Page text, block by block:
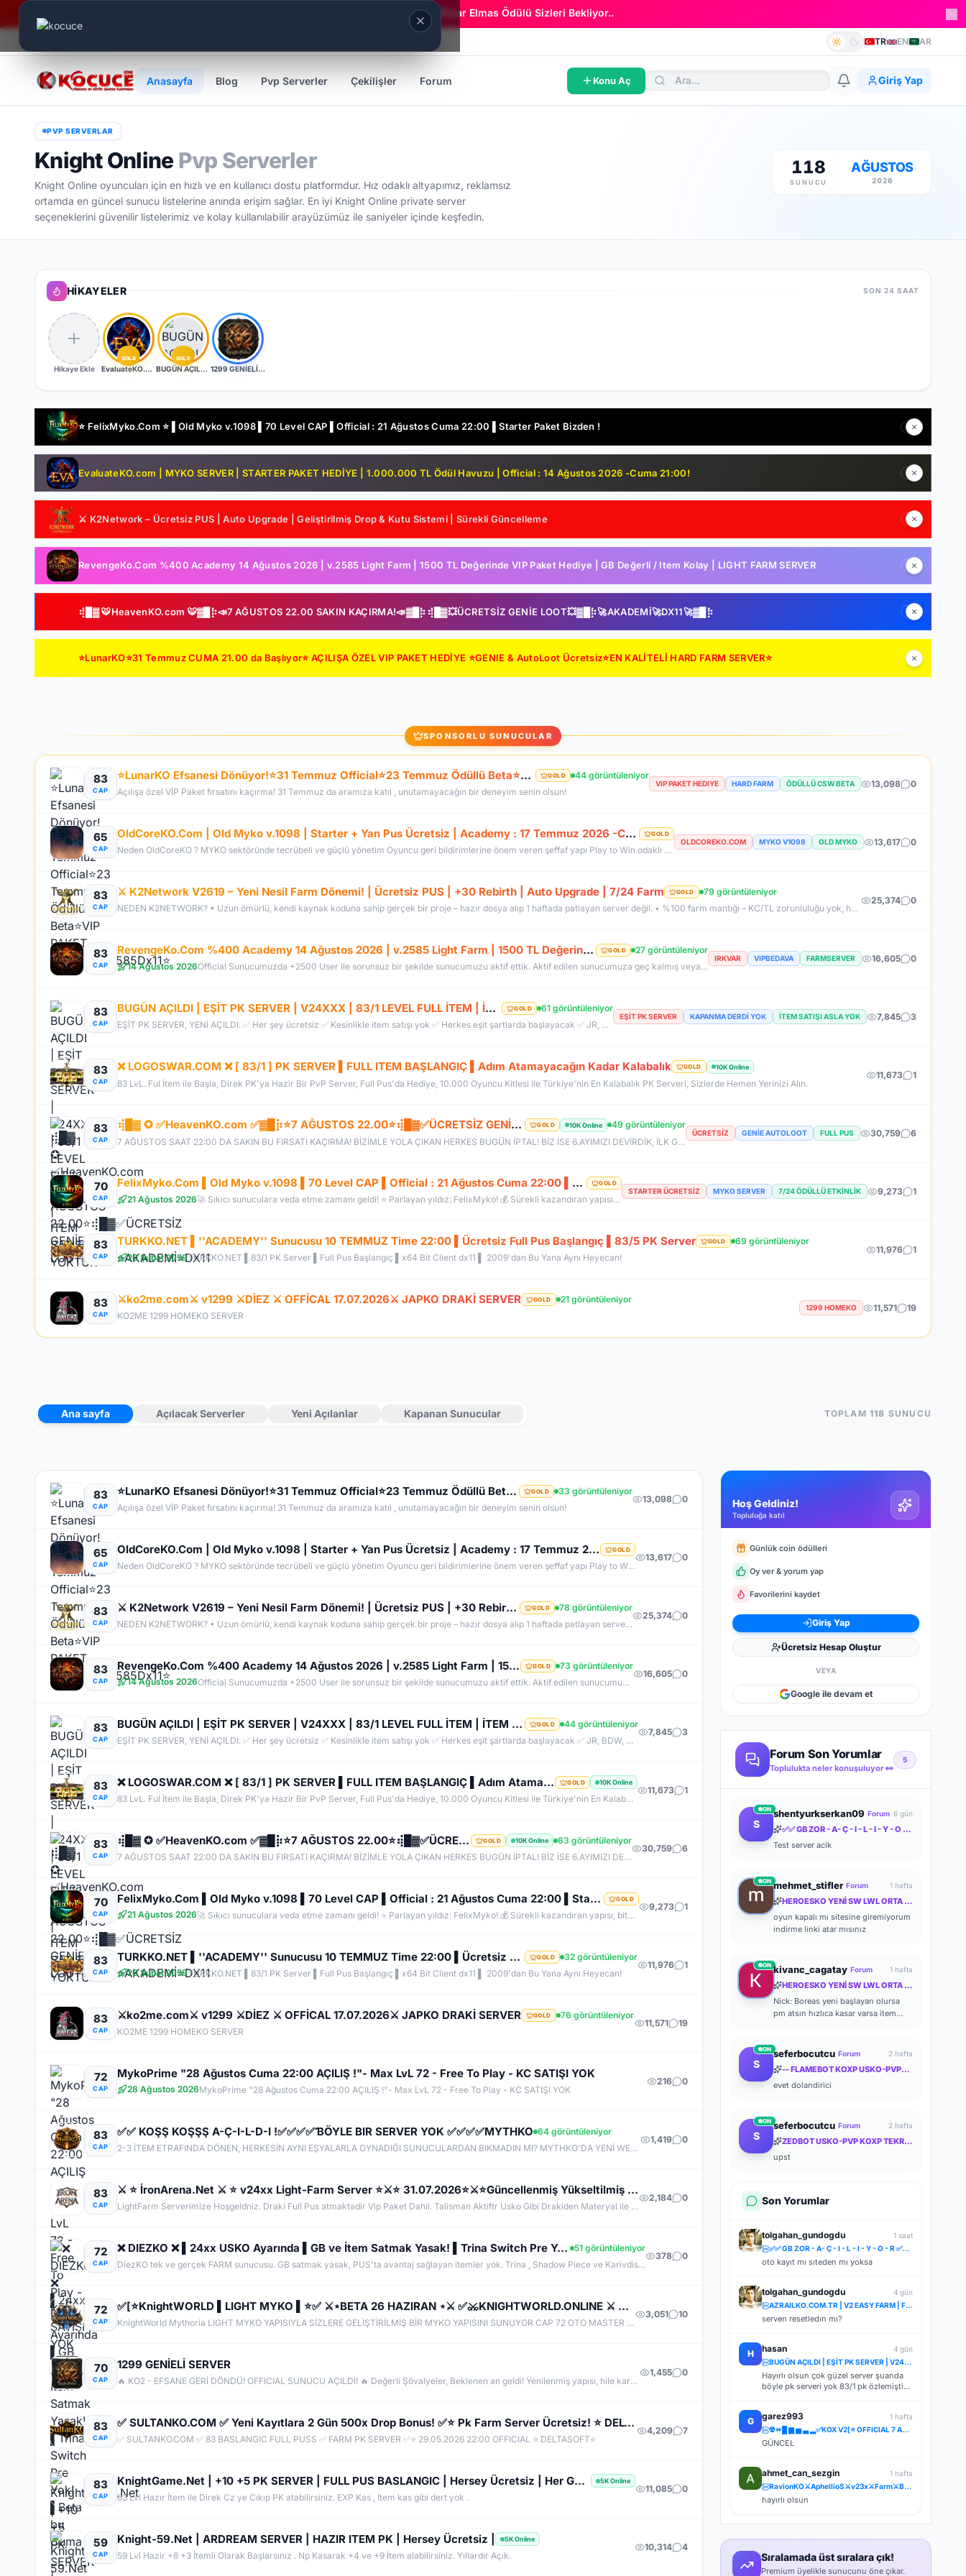
Era Online - 2 Milyar Elmas Ödülü Sizleri Bekliyor..
TR EN AR
Anasayfa Blog Pvp Serverler Çekilişler Forum Konu Aç Giriş Yap
PVP SERVERLAR
Knight Online Pvp Serverler
Knight Online oyuncuları için en hızlı ve en kullanıcı dostu platformdur. Hız odaklı altyapımız, reklamsız
ortamda en güncel sunucu listelerine anında erişim sağlar. En iyi Knight Online private server
seçeneklerini güvenilir listelerimiz ve kolay kullanılabilir arayüzümüz ile saniyeler içinde keşfedin.
118
SUNUCU
AĞUSTOS
2026
HIKAYELER SON 24 SAAT
Hikaye Ekle
GOLD
EvaluateKO.com | Myko | 1.000.000 TL Ödül Havuzu | Official : 14 Ağustos 2026 -Cuma 21:00!
GOLD
BUGÜN AÇILDI | EŞİT PK SERVER | V24XXX | 83/1 LEVEL FULL İTEM | İTEM SATIŞI YOKTUR 1299 GENİELİ SERVER
⭐ FelixMyko.Com ⭐ ▌Old Myko v.1098 ▌70 Level CAP ▌Official : 21 Ağustos Cuma 22:00 ▌Starter Paket Bizden !
EvaluateKO.com | MYKO SERVER | STARTER PAKET HEDİYE | 1.000.000 TL Ödül Havuzu | Official : 14 Ağustos 2026 -Cuma 21:00!
⚔️ K2Network – Ücretsiz PUS | Auto Upgrade | Geliştirilmiş Drop & Kutu Sistemi | Sürekli Güncelleme
RevengeKo.Com %400 Academy 14 Ağustos 2026 | v.2585 Light Farm | 1500 TL Değerinde VIP Paket Hediye | GB Değerli / Item Kolay | LIGHT FARM SERVER
⢾█▓ 🐯HeavenKO.com 🐯▓█⡷📣7 AĞUSTOS 22.00 SAKIN KAÇIRMA!📣▓█⡷⢾█▓💥ÜCRETSİZ GENİE LOOT💥▓█⡷🚀AKADEMİ🚀DX11🚀▓█⡷
⭐LunarKO⭐31 Temmuz CUMA 21.00 da Başlıyor⭐ AÇILIŞA ÖZEL VIP PAKET HEDİYE ⭐GENIE & AutoLoot Ücretsiz⭐EN KALİTELİ HARD FARM SERVER⭐
SPONSORLU SUNUCULAR
83
CAP
⭐LunarKO Efsanesi Dönüyor!⭐31 Temmuz Official⭐23 Temmuz Ödüllü Beta⭐VIP PAKET HEDİYE⭐V2585Dx11⭐ GOLD
44 görüntüleniyor
Açılışa özel VİP Paket fırsatını kaçırma! 31 Temmuz da aramıza katıl , unutamayacağın bir deneyim senin olsun!
VIP PAKET HEDIYE HARD FARM ÖDÜLLÜ CSW BETA 13,098 0
65
CAP
OldCoreKO.Com | Old Myko v.1098 | Starter + Yan Pus Ücretsiz | Academy : 17 Temmuz 2026 -Cuma 21:00! GOLD
Neden OldCoreKO ? MYKO sektöründe tecrübeli ve güçlü yönetim Oyuncu geri bildirimlerine önem veren şeffaf yapı Play to Win odaklı sistem anlayışı Dengeli ekonomi ve sürdürülebilir oyun yapısı Uzun soluklu, plansız kapanma riski olmayan sunucu vizyonu Deneyimli yönetim ekibimizin rehberliğinde, uzun soluklu ve unutulmaz bir maceraya hazır olun. OldCoreKO; heyecan dolu bir ortam, PK temposunun hiç durmadığı ve MYKO’nun özünü sonuna kadar yaşayabileceğiniz eşsiz bir atmosfer.
OLDCOREKO.COM MYKO V1098 OLD MYKO 13,617 0
83
CAP
⚔️ K2Network V2619 – Yeni Nesil Farm Dönemi! | Ücretsiz PUS | +30 Rebirth | Auto Upgrade | 7/24 Farm GOLD
79 görüntüleniyor
NEDEN K2NETWORK? • Uzun ömürlü, kendi kaynak koduna sahip gerçek bir proje – hazır dosya alıp 1 haftada patlayan server değil. • %100 farm mantığı – KC/TL zorunluluğu yok, her şey oynayarak kazanılabilir. • Upgrade sınırı yok! – +30 Rebirthe kadar ilerleyen, +5’e kadar basılan takılar! • Tamamen ücretsiz PUS, paranızı sevdiklerinize ve ailenize ayırabilirsiniz! • Upgrade oranları şeffaf – % kaç ihtimalle bastığını ekranda net görüyorsun. • Auto Upgrade sistemi oyuna direkt entegre
25,374 0
83
CAP
RevengeKo.Com %400 Academy 14 Ağustos 2026 | v.2585 Light Farm | 1500 TL Değerinde VIP Paket Hediye GOLD
27 görüntüleniyor
14 Ağustos 2026
Official Sunucumuzda +2500 User ile sorunsuz bir şekilde sunucumuzu aktif ettik. Aktif edilen sunucumuza geç kalmış veya başlayamayan oyuncularımız için 2. Akademi Sunucumuz 14 Ağustos Cuma günü Aktif Edilecektir. %400 DROP , %400 EXP , %400 Coins Drobu olarak sunucu 14 ağustosda academy olarak aktif edilecektir. Sunucumuz 1 Lv aktif edilmesine rağmen oyuncularımızın geri kalmaması için Akademi sunucumuz 83 Lv Başlangıç Full Skill olarak aktif edilecektir.
IRKVAR VIPBEDAVA FARMSERVER 16,605 0
83
CAP
BUGÜN AÇILDI | EŞİT PK SERVER | V24XXX | 83/1 LEVEL FULL İTEM | İTEM SATIŞI YOKTUR GOLD
61 görüntüleniyor
EŞİT PK SERVER, YENİ AÇILDI. ✅ Her şey ücretsiz ✅ Kesinlikle item satışı yok ✅ Herkes eşit şartlarda başlayacak ✅ JR, BDW, Chaos ve savaş etkinlikleri aktif ✅ Kalabalık ve rekabetçi PK ortamı Bu cumartesi saat 21:00’da yeniden bizimle olun. Arkadaşlarınızı da davet edin, hep birlikte daha güçlü ve daha kalabalık bir başlangıç yapalım! Desteğiniz ve anlayışınız için teşekkür ederiz.
EŞİT PK SERVER KAPANMA DERDİ YOK İTEM SATIŞI ASLA YOK 7,845 3
83
CAP
❌ LOGOSWAR.COM ❌ [ 83/1 ] PK SERVER ▌FULL ITEM BAŞLANGIÇ ▌Adım Atamayacağın Kadar Kalabalık GOLD 10K Online
83 LvL. Ful İtem ile Başla, Direk PK'ya Hazir Bir PvP Server, Full Pus'da Hediye, 10.000 Oyuncu Kitlesi ile Türkiye'nin En Kalabalık PK Serveri, Sizlerde Hemen Yerinizi Alın.
11,673 1
83
CAP
⢾█▓ ✪ ✅HeavenKO.com ✅▓█⡷⭐7 AĞUSTOS 22.00⭐⢾█▓✅ÜCRETSİZ GENİE LOOT✅▓█⡷⭐AKADEMİ⭐DX11 GOLD 10K Online
49 görüntüleniyor
7 AĞUSTOS SAAT 22:00 DA SAKIN BU FIRSATI KAÇIRMA! BİZİMLE YOLA ÇIKAN HERKES BUGÜN İPTAL! BİZ İSE 6.AYIMIZI DEVİRDİK, İLK GÜNKİ GİBİ GEÇ KALMAYACAĞIN TEK SİSTEM!
ÜCRETSIZ GENIE AUTOLOOT FULL PUS 30,759 6
70
CAP
FelixMyko.Com ▌Old Myko v.1098 ▌70 Level CAP ▌Official : 21 Ağustos Cuma 22:00 ▌Starter Paket Bizden GOLD
21 Ağustos 2026 🚀 Sıkıcı sunuculara veda etme zamanı geldi! ⭐ Parlayan yıldız: FelixMyko! 💰 Sürekli kazandıran yapısı, bitmek bilmeyen Farm ve PK heyecanıyla eski MyKO ruhunu yeniden yaşamaya hazır ol! 📅 Açılış: 21 Ağustos Cuma – 🕙 22:00 🌐 Adres: FelixMyko.com 🎁 2.000 TL bakiye değerinde Starter Paket HEDİYE! 🔑 Starter Paket Kodu: 99998888777766665555 🌐 Panel: https://www.felixmyko.com 👉 Discord: http://discord.gg/MYACS 🟢 WhatsApp: https://wp.felixmyko.com ⚔️ Eski günlerin efsane savaşlarını, dostluk
STARTER ÜCRETSIZ MYKO SERVER 7/24 ÖDÜLLÜ ETKINLIK 9,273 1
83
CAP
TURKKO.NET ▌''ACADEMY'' Sunucusu 10 TEMMUZ Time 22:00 ▌Ücretsiz Full Pus Başlangıç ▌83/5 PK Server GOLD
69 görüntüleniyor
20 Şubat 2059TURKKO.NET ▌83/1 PK Server ▌Full Pus Başlangıç ▌x64 Bit Client dx11 ▌ 2009'dan Bu Yana Aynı Heyecan!
11,976 1
83
CAP
⚔️ko2me.com⚔️ v1299 ⚔️DİEZ ⚔️ OFFİCAL 17.07.2026⚔️ JAPKO DRAKİ SERVER GOLD
21 görüntüleniyor
KO2ME 1299 HOMEKO SERVER
1299 HOMEKO 11,571 19
Ana sayfa Açılacak Serverler Yeni Açılanlar Kapanan Sunucular TOPLAM 118 SUNUCU
83
CAP
⭐LunarKO Efsanesi Dönüyor!⭐31 Temmuz Official⭐23 Temmuz Ödüllü Beta⭐VIP PAKET HEDİYE⭐V2585Dx11⭐ GOLD
33 görüntüleniyor
Açılışa özel VİP Paket fırsatını kaçırma! 31 Temmuz da aramıza katıl , unutamayacağın bir deneyim senin olsun!
13,098 0
65
CAP
OldCoreKO.Com | Old Myko v.1098 | Starter + Yan Pus Ücretsiz | Academy : 17 Temmuz 2026 -Cuma 21:00! GOLD
Neden OldCoreKO ? MYKO sektöründe tecrübeli ve güçlü yönetim Oyuncu geri bildirimlerine önem veren şeffaf yapı Play to Win odaklı sistem anlayışı Dengeli ekonomi ve sürdürülebilir oyun yapısı Uzun soluklu, plansız kapanma riski olmayan sunucu vizyonu Deneyimli yönetim ekibimizin rehberliğinde, uzun soluklu ve unutulmaz bir maceraya hazır olun. OldCoreKO; heyecan dolu bir ortam, PK temposunun hiç durmadığı ve MYKO’nun özünü sonuna kadar yaşayabileceğiniz eşsiz bir atmosfer.
13,617 0
83
CAP
⚔️ K2Network V2619 – Yeni Nesil Farm Dönemi! | Ücretsiz PUS | +30 Rebirth | Auto Upgrade | 7/24 Farm GOLD
78 görüntüleniyor
NEDEN K2NETWORK? • Uzun ömürlü, kendi kaynak koduna sahip gerçek bir proje – hazır dosya alıp 1 haftada patlayan server değil. • %100 farm mantığı – KC/TL zorunluluğu yok, her şey oynayarak kazanılabilir. • Upgrade sınırı yok! – +30 Rebirthe kadar ilerleyen, +5’e kadar basılan takılar! • Tamamen ücretsiz PUS, paranızı sevdiklerinize ve ailenize ayırabilirsiniz! • Upgrade oranları şeffaf – % kaç ihtimalle bastığını ekranda net görüyorsun. • Auto Upgrade sistemi oyuna direkt entegre
25,374 0
83
CAP
RevengeKo.Com %400 Academy 14 Ağustos 2026 | v.2585 Light Farm | 1500 TL Değerinde VIP Paket Hediye GOLD
73 görüntüleniyor
14 Ağustos 2026
Official Sunucumuzda +2500 User ile sorunsuz bir şekilde sunucumuzu aktif ettik. Aktif edilen sunucumuza geç kalmış veya başlayamayan oyuncularımız için 2. Akademi Sunucumuz 14 Ağustos Cuma günü Aktif Edilecektir. %400 DROP , %400 EXP , %400 Coins Drobu olarak sunucu 14 ağustosda academy olarak aktif edilecektir. Sunucumuz 1 Lv aktif edilmesine rağmen oyuncularımızın geri kalmaması için Akademi sunucumuz 83 Lv Başlangıç Full Skill olarak aktif edilecektir.
16,605 0
83
CAP
BUGÜN AÇILDI | EŞİT PK SERVER | V24XXX | 83/1 LEVEL FULL İTEM | İTEM SATIŞI YOKTUR GOLD
44 görüntüleniyor
EŞİT PK SERVER, YENİ AÇILDI. ✅ Her şey ücretsiz ✅ Kesinlikle item satışı yok ✅ Herkes eşit şartlarda başlayacak ✅ JR, BDW, Chaos ve savaş etkinlikleri aktif ✅ Kalabalık ve rekabetçi PK ortamı Bu cumartesi saat 21:00’da yeniden bizimle olun. Arkadaşlarınızı da davet edin, hep birlikte daha güçlü ve daha kalabalık bir başlangıç yapalım! Desteğiniz ve anlayışınız için teşekkür ederiz.
7,845 3
83
CAP
❌ LOGOSWAR.COM ❌ [ 83/1 ] PK SERVER ▌FULL ITEM BAŞLANGIÇ ▌Adım Atamayacağın Kadar Kalabalık GOLD 10K Online
83 LvL. Ful İtem ile Başla, Direk PK'ya Hazir Bir PvP Server, Full Pus'da Hediye, 10.000 Oyuncu Kitlesi ile Türkiye'nin En Kalabalık PK Serveri, Sizlerde Hemen Yerinizi Alın.
11,673 1
83
CAP
⢾█▓ ✪ ✅HeavenKO.com ✅▓█⡷⭐7 AĞUSTOS 22.00⭐⢾█▓✅ÜCRETSİZ GENİE LOOT✅▓█⡷⭐AKADEMİ⭐DX11 GOLD 10K Online
63 görüntüleniyor
7 AĞUSTOS SAAT 22:00 DA SAKIN BU FIRSATI KAÇIRMA! BİZİMLE YOLA ÇIKAN HERKES BUGÜN İPTAL! BİZ İSE 6.AYIMIZI DEVİRDİK, İLK GÜNKİ GİBİ GEÇ KALMAYACAĞIN TEK SİSTEM!
30,759 6
70
CAP
FelixMyko.Com ▌Old Myko v.1098 ▌70 Level CAP ▌Official : 21 Ağustos Cuma 22:00 ▌Starter Paket Bizden GOLD
21 Ağustos 2026 🚀 Sıkıcı sunuculara veda etme zamanı geldi! ⭐ Parlayan yıldız: FelixMyko! 💰 Sürekli kazandıran yapısı, bitmek bilmeyen Farm ve PK heyecanıyla eski MyKO ruhunu yeniden yaşamaya hazır ol! 📅 Açılış: 21 Ağustos Cuma – 🕙 22:00 🌐 Adres: FelixMyko.com 🎁 2.000 TL bakiye değerinde Starter Paket HEDİYE! 🔑 Starter Paket Kodu: 99998888777766665555 🌐 Panel: https://www.felixmyko.com 👉 Discord: http://discord.gg/MYACS 🟢 WhatsApp: https://wp.felixmyko.com ⚔️ Eski günlerin efsane savaşlarını, dostluk
9,273 1
83
CAP
TURKKO.NET ▌''ACADEMY'' Sunucusu 10 TEMMUZ Time 22:00 ▌Ücretsiz Full Pus Başlangıç ▌83/5 PK Server GOLD
32 görüntüleniyor
20 Şubat 2059TURKKO.NET ▌83/1 PK Server ▌Full Pus Başlangıç ▌x64 Bit Client dx11 ▌ 2009'dan Bu Yana Aynı Heyecan!
11,976 1
83
CAP
⚔️ko2me.com⚔️ v1299 ⚔️DİEZ ⚔️ OFFİCAL 17.07.2026⚔️ JAPKO DRAKİ SERVER GOLD
76 görüntüleniyor
KO2ME 1299 HOMEKO SERVER
11,571 19
72
CAP
MykoPrime "28 Ağustos Cuma 22:00 AÇILIŞ !"- Max LvL 72 - Free To Play - KC SATIŞI YOK
28 Ağustos 2026MykoPrime "28 Ağustos Cuma 22:00 AÇILIŞ !"- Max LvL 72 - Free To Play - KC SATIŞI YOK
216 0
83
CAP
✅✅ KOŞŞ KOŞŞŞ A-Ç-I-L-D-I !✅✅✅✅ƁÖYLE BIR SERVER YOK ✅✅✅✅MYTHKO 64 görüntüleniyor
2-3 İTEM ETRAFINDA DÖNEN, HERKESİN AYNI EŞYALARLA OYNADIĞI SUNUCULARDAN BIKMADIN MI? MYTHKO'DA YENİ WEAPON BOXLARI, TAKI SİSTEMLERİ, DRAGON ARMOR, PERK STAT, GÖREVLER, FARM ALANLARI VE KAZANÇ DOLU ETKİNLİKLER SENİ BEKLİYOR! ONLİNE KAL, KC KAZAN, KİLL AL PARA KAZAN, CR VE ETKİNLİKLERDEN ÖDÜLLER TOPLA. BİZDE AMAÇ SADECE PUS DEĞİL; UZUN SOLUKLU, EMEK VERDİKÇE KAZANDIĞIN GERÇEK BİR PvP DENEYİMİ!
1,419 0
83
CAP
⚔️ ⭐ İronArena.Net ⚔️ ⭐ v24xx Light-Farm Server ⭐⚔️⭐ 31.07.2026⭐⚔️⭐Güncellenmiş Yükseltilmiş Drop ve
LightFarm Serverimize Hoşgeldniz. Draki Full Pus atmaktadir Vip Paket Dahil. Talisman Aktiftr Usko Gibi Drakiden Materyal ile Yapılmaktadir.
2,184 0
72
CAP
❌ DIEZKO ❌ ▌24xx USKO Ayarında ▌GB ve İtem Satmak Yasak! ▌Trina Switch Pre Yok! ▌Beta bu Cuma
51 görüntüleniyor
DiezKO tek ve gerçek FARM sunucusu. GB satmak yasak, PUS'ta avantaj sağlayan itemler yok. Trina , Shadow Piece ve Karivdis gibi eşyalar yok, Switch PRE ve türevleri yok. Sadece EMEK ve PK var.
378 0
72
CAP
✅[⭐KnightWORLD ▌LIGHT MYKO ▌⭐✅ ⚔️⋆BETA 26 HAZIRAN ⋆⚔️ ✅⚔️KNIGHTWORLD.ONLINE ⚔️ ✅OFFICIAL 3 TEMMUZ✅
KnightWorld Mythoria LIGHT MYKO YAPISIYLA SİZLERE GELİŞTİRİLMİŞ BİR MYKO YAPISINI SUNUYOR CAP 72 OTO MASTER OTO SKILL AÇIK OLACAKTIR BETA 26 HAZIRAN SAAT 20:00 AKTİF OLACAKTIR OFFICIAL 3 TEMMUZ SAAT 20:00 AKTİF OLACAKTIR.
3,051 10
70
CAP
1299 GENİELİ SERVER
🔥 KO2 - EFSANE GERİ DÖNDÜ! OFFICIAL SUNUCU AÇILDI! 🔥 Değerli Şövalyeler, Beklenen an geldi! Yenilenmiş yapısı, hile karşıtı koruma sistemi ve eşit Silk/KC ekonomisiyle **KO2 Official** kapılarını açtı! ⚔️ SUNUCU ÖZELLİKLERİ: - 👑 Version: v1299 / v24xx (Kendi versiyonunuzu yazın) - 🛡️ Anti-Cheat: %100 Hile & Koxp Korumalı Özel Güvenlik - ⚖️ Dengeli Drop & XP Oranları - ⚔️ Aktif CZ / Ardream PK & BDW / JR / Chaos Etkinlikleri - 💎 Canlı Ekonomi & Pazar Sistemi
1,455 0
83
CAP
✅ SULTANKO.COM ✅ Yeni Kayıtlara 2 Gün 500x Drop Bonus! ✅⭐ Pk Farm Server Ücretsiz! ⭐ DELTASOFT⭐
✅ SULTANKO.COM ✅ 83 BASLANGIC FULL PUSS ✅ FARM PK SERVER ✅⭐ 29.05.2026 22:00 OFFICIAL ⭐ DELTASOFT⭐
4,209 7
83
CAP
KnightGame.Net | +10 +5 PK SERVER | FULL PUS BASLANGIC | Hersey Ücretsiz | Her Gün IRK Var 5K Online
83 Lvl Hazır İtem ile Direk Cz ye Cıkıp PK atabilirsiniz. EXP Kas , İtem kas gibi dert yok .
11,085 0
59
CAP
Knight-59.Net | ARDREAM SERVER | HAZIR ITEM PK | Hersey Ücretsiz | 5K Online
59 Lvl Hazir +8 +3 İtemli Olarak Başlarsınız . Np Kasarak +4 ve +9 İtem alabilirsiniz. Yıllardır Açık.
10,314 4
Hoş Geldiniz!
Topluluğa katıl
Günlük coin ödülleri
Oy ver & yorum yap
Favorilerini kaydet
Giriş Yap
Ücretsiz Hesap Oluştur
VEYA
Google ile devam et
Forum Son Yorumlar
Toplulukta neler konuşuluyor 👀
5
S
ON shentyurkserkan09 Forum 6 gün
✅✅ GB ZOR - A- Ç - I - L - I - Y - O - R ✅✅ FARMERLAR ANLADI BİLE !! MYTHKO 20:00 'da ONLİNE ✅✅
Test server acik
ON mehmet_stifler Forum 1 hafta
HEROESKO YENİ SW LWL ORTA İTEM ORTA FARM ODAKLI HERKESİ BEKLERİZ
oyun kapalı mı sitesine giremiyorum
indirme linki atar mısınız
ON kivanc_cagatay Forum 1 hafta
HEROESKO YENİ SW LWL ORTA İTEM ORTA FARM ODAKLI HERKESİ BEKLERİZ
Nick: Boreas yeni başlayan olursa
pm atsın hızlıca kasar varsa item
S
ON seferbocutcu Forum 2 hafta
-- FLAMEBOT KOXP USKO-PVP-STEAM GEÇERLİ PRİVETE KOXP--
evet dolandirici
S
ON seferbocutcu Forum 2 hafta
ZEDBOT USKO-PVP KOXP TEKRAR SİZLERLE!
upst
Son Yorumlar
tolgahan_gundogdu
1 saat
✅✅ GB ZOR - A- Ç - I - L - I - Y - O - R ✅✅ FARMERLAR ANLADI BİLE !! MYTHKO 20:00 'da ONLİNE ✅✅
oto kayıt mı sıteden mı yoksa
tolgahan_gundogdu
4 gün
AZRAILKO.COM.TR | V2 EASY FARM | FULL PUS | ŞİMDİ AÇILDI | İNDİR BAŞLA
serverı resetledın mı?
H hasan
4 gün
BUGÜN AÇILDI | EŞİT PK SERVER | V24XXX | 83/1 LEVEL FULL İTEM | İTEM SATIŞI YOKTUR
Hayırlı olsun çok güzel server şuanda
böyle pk serveri yok 83/1 pk özlemiştik
G garez993
1 hafta
☢️⏩█ ▆ ▅ ▃ ▂✅KOX V2[⭐ OFFICIAL 7 AĞUSTOS CUMA 22.00 ▌V.2⭐] ✅ ⚔️⋆ BOL ETKİNLİK ⋆⚔️ ⋆ LIGHT FARM ⚔️
GÜNCEL
ahmet_can_sezgin
1 hafta
RavionKO⚔️AphellioS⚔️v23x⚔️Farm⚔️BETA 26.07.2026 [21:00] ⚔️OFFİCAL 31.07.2026 [21:00]⚔️Bakiye Ödüllü
hayırlı olsun
Sıralamada üst sıralara çık!
Premium üyelikle sunucunu öne çıkar.